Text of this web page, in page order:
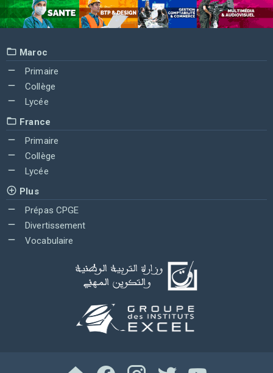
Maroc
Primaire
Collège
Lycée
France
Primaire
Collège
Lycée
Plus
Prépas CPGE
Divertissement
Vocabulaire